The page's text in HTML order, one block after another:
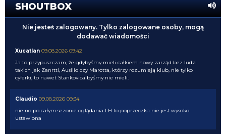
SHOUTBOX
Nie jesteś zalogowany. Tylko zalogowane osoby, mogą
dodawać wiadomości
Xucatlan 09.08.2026 09:42
Ja to przypuszczam, że gdybyśmy mieli całkiem nowy zarząd bez ludzi
takich jak Zanrtti, Ausilio czy Marotta, którzy rozumieją klub, nie tylko
cyferki, to nawet Stankovica byśmy nie mieli.
Claudio 09.08.2026 09:34
nie no po całym sezonie oglądania LH to poprzeczka nie jest wysoko
ustawiona